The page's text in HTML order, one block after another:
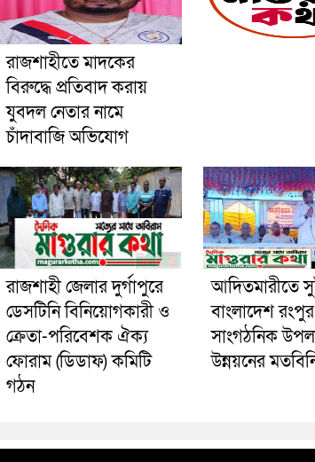
রাজশাহীতে মাদকের
বিরুদ্ধে প্রতিবাদ করায়
যুবদল নেতার নামে
চাঁদাবাজি অভিযোগ
রাজশাহী জেলার দুর্গাপুরে
ডেসটিনি বিনিয়োগকারী ও
ক্রেতা-পরিবেশক ঐক্য
ফোরাম (ডিডাফ) কমিটি
গঠন
আদিতমারীতে
বাংলাদেশ
সাংগঠনিক
উন্নয়নের